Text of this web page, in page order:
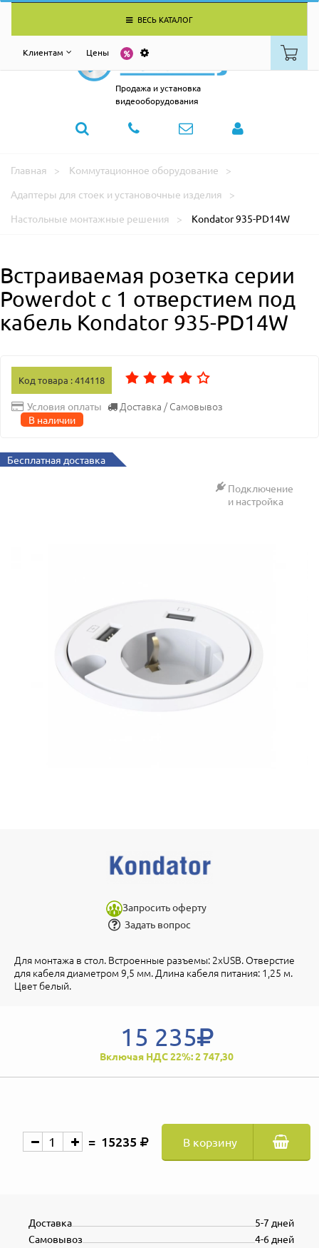
ВЕСЬ КАТАЛОГ
Клиентам Цены
Продажа и установка
видеооборудования
Главная
Коммутационное оборудование
Адаптеры для стоек и установочные изделия
Настольные монтажные решения
Kondator 935-PD14W
Встраиваемая розетка серии
Powerdot с 1 отверстием под
кабель Kondator 935-PD14W
Код товара : 414118
Условия оплаты Доставка / Самовывоз
В наличии
Бесплатная доставка
Подключение
и настройка
Запросить оферту
Задать вопрос
Для монтажа в стол. Встроенные разъемы: 2xUSB. Отверстие
для кабеля диаметром 9,5 мм. Длина кабеля питания: 1,25 м.
Цвет белый.
15 235
Включая НДС 22%: 2 747,30
15235 В корзину
5-7 дней
Доставка
4-6 дней
Самовывоз